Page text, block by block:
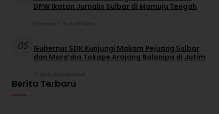
DPW Ikatan Jurnalis Sulbar di Mamuju Tengah
Februari 7, 2026 97 Dilihat
05 Gubernur SDK Kunjungi Makam Pejuang Sulbar
dan Mara’dia Tokape Arajang Balanipa di Jatim
Juli 5, 2025 94 Dilihat
Berita Terbaru